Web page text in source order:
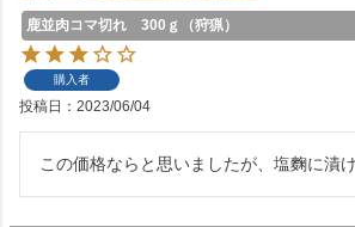
鹿並肉コマ切れ 300ｇ（狩猟）
購入者
投稿日 2023/06/04
この価格ならと思いましたが、塩麴に漬